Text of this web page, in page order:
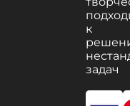
к
задач